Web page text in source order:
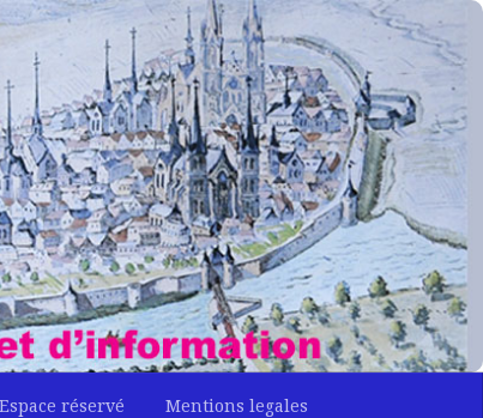
Espace réservé Mentions legales